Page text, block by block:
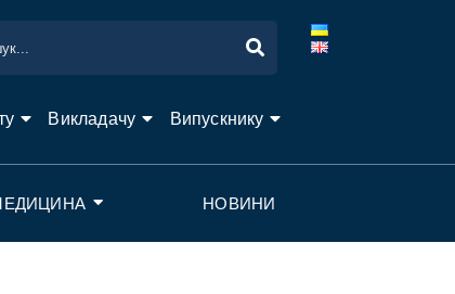
Викладачу Випускнику
НОВИНИ